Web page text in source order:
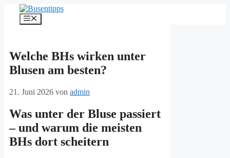
Inhalt
springen
Menü
Welche BHs wirken unter
Blusen am besten?
21. Juni 2026 von admin
Was unter der Bluse passiert
– und warum die meisten
BHs dort scheitern